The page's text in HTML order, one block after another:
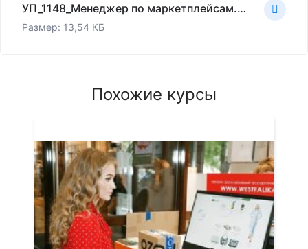
УП_1148_Менеджер по маркетплейсам.xlsx
Размер: 13,54 КБ
Похожие курсы